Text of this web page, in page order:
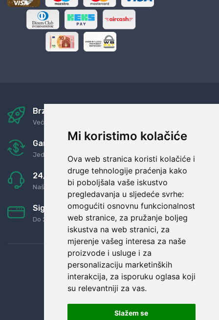
Mi koristimo kolačiće
Ova web stranica koristi kolačiće i
druge tehnologije praćenja kako
bi poboljšala vaše iskustvo
pregledavanja u sljedeće svrhe:
omogućiti osnovnu funkcionalnost
web stranice, za pružanje boljeg
iskustva na web stranici, za
mjerenje vašeg interesa za naše
proizvode i usluge i za
personalizaciju marketinških
interakcija, za isporuku oglasa koji
su relevantniji za vas.
Slažem se
Brza i sigurna dostava
Već za nekoliko dana kod vas
Garancija u povrat novaca
Jednostavno pravilo: Roba za novac
24/7 odlična podrška
Naši agenti uvijek na raspolaganju
Sigurno obročno plaćanje
Do 24 rata bez kamata